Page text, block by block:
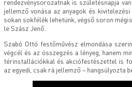
rendezvénysorozatnak is születésnapja
jellemző vonása az anyagok és
sokan sokfélék lehetünk, végső soron
le Szász Jenő.
Szabó Ottó festőművész elmondása
végcél és az összegzés a lényeg, hanem
térinstallációkkal és akciófestészettel is
az egyedi, csak rá jellemző – hangsúlyozta